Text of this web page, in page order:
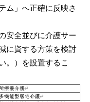
ム」へ正確に反映さ
安全並びに介護サー
に資する方策を検討
。）を設置するこ